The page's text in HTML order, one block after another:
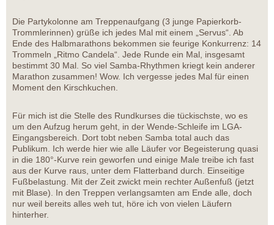
Die Partykolonne am Treppenaufgang (3 junge Papierkorb-
Trommlerinnen) grüße ich jedes Mal mit einem „Servus“. Ab
Ende des Halbmarathons bekommen sie feurige Konkurrenz: 14
Trommeln „Ritmo Candela“. Jede Runde ein Mal, insgesamt
bestimmt 30 Mal. So viel Samba-Rhythmen kriegt kein anderer
Marathon zusammen! Wow. Ich vergesse jedes Mal für einen
Moment den Kirschkuchen.
Für mich ist die Stelle des Rundkurses die tückischste, wo es
um den Aufzug herum geht, in der Wende-Schleife im LGA-
Eingangsbereich. Dort tobt neben Samba total auch das
Publikum. Ich werde hier wie alle Läufer vor Begeisterung quasi
in die 180°-Kurve rein geworfen und einige Male treibe ich fast
aus der Kurve raus, unter dem Flatterband durch. Einseitige
Fußbelastung. Mit der Zeit zwickt mein rechter Außenfuß (jetzt
mit Blase). In den Treppen verlangsamten am Ende alle, doch
nur weil bereits alles weh tut, höre ich von vielen Läufern
hinterher.